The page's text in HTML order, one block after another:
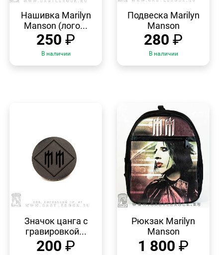
ПРОСМОТР
Нашивка Marilyn
Manson (лого...
250 ₽
В наличии
ПРОСМОТР
Подвеска Marilyn
Manson
280 ₽
В наличии
ПРОСМОТР
Значок цанга с
гравировкой...
200 ₽
ПРОСМОТР
Рюкзак Marilyn
Manson
1 800 ₽